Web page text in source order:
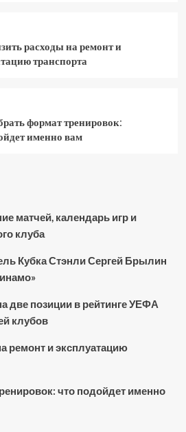
расходы на ремонт и
транспорта
формат тренировок:
именно вам
матчей, календарь игр и
клуба
Кубка Стэнли Сергей Брылин
две позиции в рейтинге УЕФА
клубов
ремонт и эксплуатацию
что подойдет именно